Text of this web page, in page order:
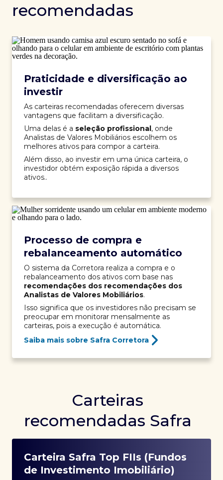
recomendadas
Praticidade e diversificação ao
investir
As carteiras recomendadas oferecem diversas
vantagens que facilitam a diversificação.
Uma delas é a seleção profissional, onde
Analistas de Valores Mobiliários escolhem os
melhores ativos para compor a carteira.
Além disso, ao investir em uma única carteira, o
investidor obtém exposição rápida a diversos
ativos..
Processo de compra e
rebalanceamento automático
O sistema da Corretora realiza a compra e o
rebalanceamento dos ativos com base nas
recomendações dos recomendações dos
Analistas de Valores Mobiliários.
Isso significa que os investidores não precisam se
preocupar em monitorar mensalmente as
carteiras, pois a execução é automática.
Saiba mais sobre Safra Corretora
Carteiras
recomendadas Safra
Carteira Safra Top FIIs (Fundos
de Investimento Imobiliário)